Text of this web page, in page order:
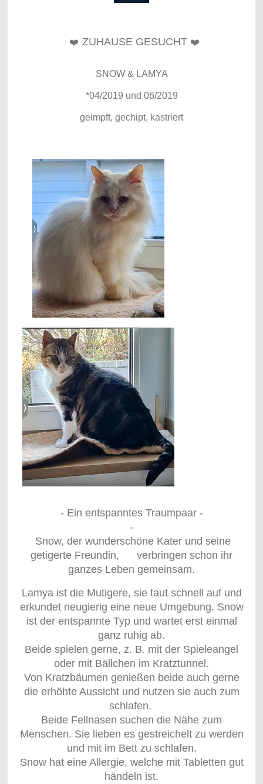
❤️ ZUHAUSE GESUCHT ❤️
SNOW & LAMYA
*04/2019 und 06/2019
geimpft, gechipt, kastriert
- Ein entspanntes Traumpaar -
-
Snow, der wunderschöne Kater und seine
getigerte Freundin, verbringen schon ihr
ganzes Leben gemeinsam.
Lamya ist die Mutigere, sie taut schnell auf und
erkundet neugierig eine neue Umgebung. Snow
ist der entspannte Typ und wartet erst einmal
ganz ruhig ab.
Beide spielen gerne, z. B. mit der Spieleangel
oder mit Bällchen im Kratztunnel.
Von Kratzbäumen genießen beide auch gerne
die erhöhte Aussicht und nutzen sie auch zum
schlafen.
Beide Fellnasen suchen die Nähe zum
Menschen. Sie lieben es gestreichelt zu werden
und mit im Bett zu schlafen.
Snow hat eine Allergie, welche mit Tabletten gut
händeln ist.